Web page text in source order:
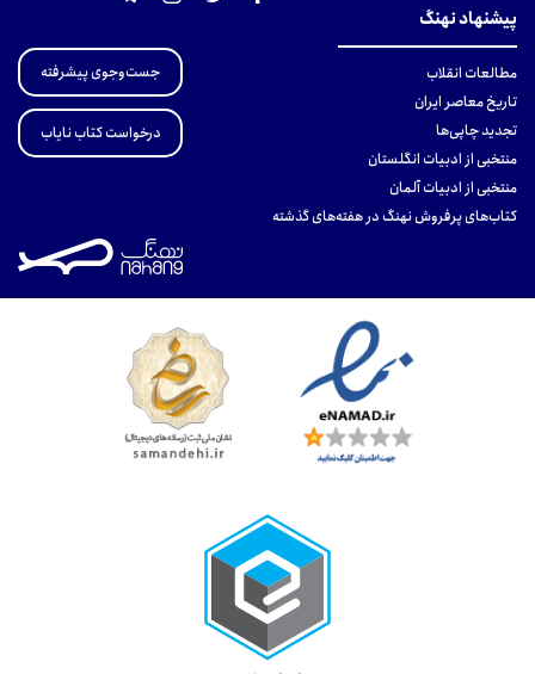
پیشنهاد نهنگ
مطالعات انقلاب
تاریخ معاصر ایران
تجدید چاپی‌ها
منتخبی از ادبیات انگلستان
منتخبی از ادبیات آلمان
کتاب‌های پرفروش نهنگ در هفته‌های گذشته
جست‌وجوی پیشرفته
درخواست کتاب نایاب